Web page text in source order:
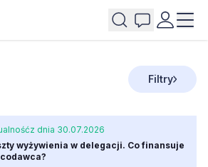
Filtry
z dnia 30.07.2026
wyżywienia w delegacji. Co finansuje